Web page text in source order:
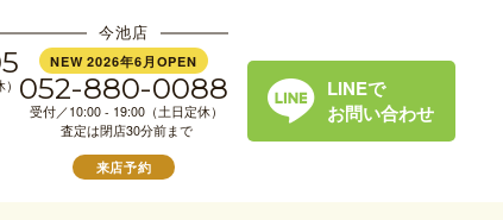
今池店
NEW 2026年6月OPEN
052-880-0088
受付／10:00 - 19:00（土日定休）
査定は閉店30分前まで
来店予約
LINEで
お問い合わせ